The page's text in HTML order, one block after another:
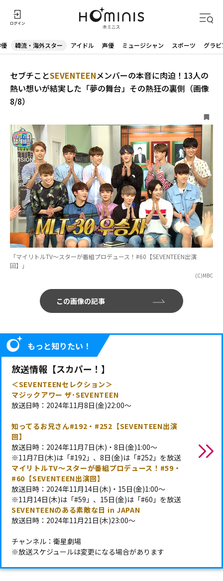
韓流・海外スター アイドル 声優 ミュージシャン スポーツ グラビ
セブチことSEVENTEENメンバーの本音に肉迫！13人の
熱い想いが結実した「夢の舞台」その熱狂の裏側（画像
8/8）
「マイリトルTV～スターが番組プロデュース！#60【SEVENTEEN出演
回】」
(C)MBC
この画像の記事
もっと知りたい！
放送情報【スカパー！】
＜SEVENTEENセレクション＞
マジックアワー ザ･SEVENTEEN
放送日時：2024年11月8日(金)22:00～
知ってるお兄さん#192・#252【SEVENTEEN出演
回】
放送日時：2024年11月7日(木)・8日(金)1:00～
※11月7日(木)は「#192」、8日(金)は「#252」を放送
マイリトルTV～スターが番組プロデュース！#59・
#60【SEVENTEEN出演回】
放送日時：2024年11月14日(木)・15日(金)1:00～
※11月14日(木)は「#59」、15日(金)は「#60」を放送
SEVENTEENのある素敵な日 in JAPAN
放送日時：2024年11月21日(木)23:00～
チャンネル：衛星劇場
※放送スケジュールは変更になる場合があります